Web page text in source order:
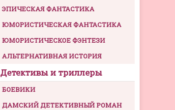
ЭПИЧЕСКАЯ ФАНТАСТИКА
ЮМОРИСТИЧЕСКАЯ ФАНТАСТИКА
ЮМОРИСТИЧЕСКОЕ ФЭНТЕЗИ
АЛЬТЕРНАТИВНАЯ ИСТОРИЯ
Детективы и триллеры
БОЕВИКИ
ДАМСКИЙ ДЕТЕКТИВНЫЙ РОМАН